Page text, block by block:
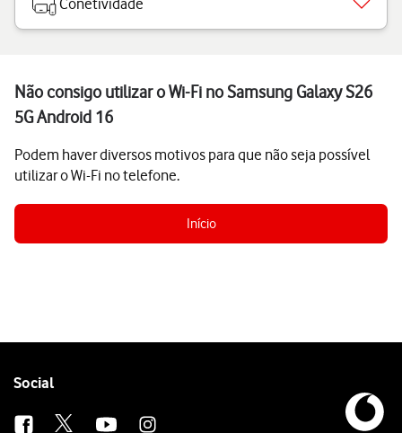
Conetividade
Não consigo utilizar o Wi-Fi no Samsung Galaxy S26
5G Android 16
Podem haver diversos motivos para que não seja possível
utilizar o Wi-Fi no telefone.
Início
Follow
Social